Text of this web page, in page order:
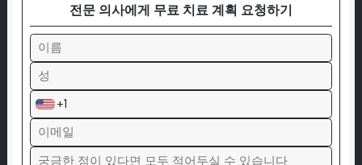
전문 의사에게 무료 치료 계획 요청하기
+1